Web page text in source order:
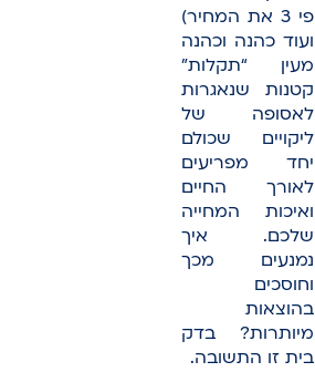
פי 3 את המחיר)
ועוד כהנה וכהנה
מעין “תקלות”
קטנות שנאגרות
לאסופה של
ליקויים שכולם
יחד מפריעים
לאורך החיים
ואיכות המחייה
שלכם. איך
נמנעים מכך
וחוסכים
בהוצאות
מיותרות? בדק
בית זו התשובה.